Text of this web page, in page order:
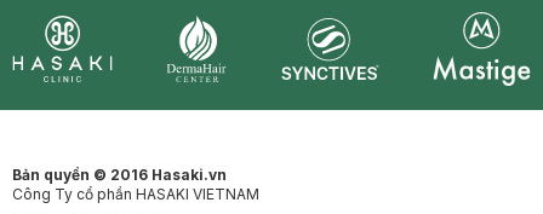
Bản quyền © 2016 Hasaki.vn
Công Ty cổ phần HASAKI VIETNAM